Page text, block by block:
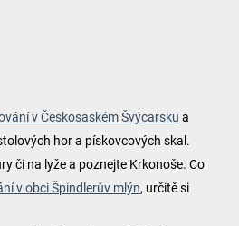
v Českosaském Švýcarsku a
hor a pískovcových skal.
či na lyže a poznejte Krkonoše. Co
v obci Špindlerův mlýn, určitě si